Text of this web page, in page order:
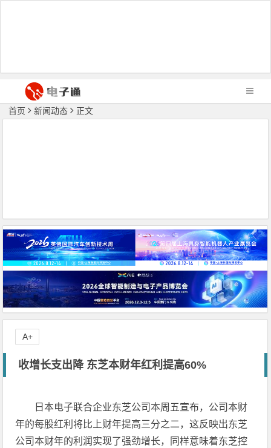
首页 新闻动态 正文
收增长支出降 东芝本财年红利提高60%
日本电子联合企业东芝公司本周五宣布，公司本财
年的每股红利将比上财年提高三分之二，这反映出东芝
公司本财年的利润实现了强劲增长，同样意味着东芝控
A+